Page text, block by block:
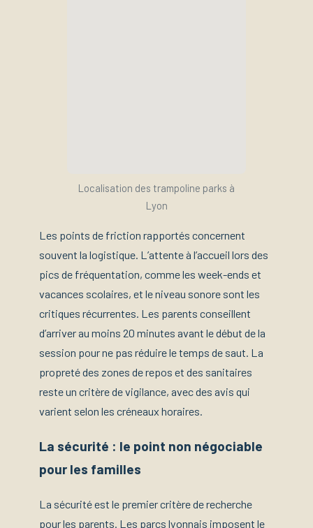
Localisation des trampoline parks à
Lyon
Les points de friction rapportés concernent
souvent la logistique. L’attente à l’accueil lors des
pics de fréquentation, comme les week-ends et
vacances scolaires, et le niveau sonore sont les
critiques récurrentes. Les parents conseillent
d’arriver au moins 20 minutes avant le début de la
session pour ne pas réduire le temps de saut. La
propreté des zones de repos et des sanitaires
reste un critère de vigilance, avec des avis qui
varient selon les créneaux horaires.
La sécurité : le point non négociable
pour les familles
La sécurité est le premier critère de recherche
pour les parents. Les parcs lyonnais imposent le